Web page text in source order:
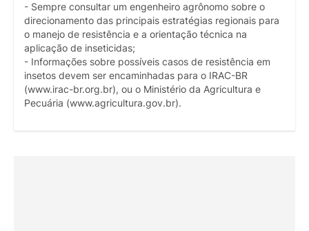
- Sempre consultar um engenheiro agrônomo sobre o
direcionamento das principais estratégias regionais para
o manejo de resistência e a orientação técnica na
aplicação de inseticidas;
- Informações sobre possíveis casos de resistência em
insetos devem ser encaminhadas para o IRAC-BR
(www.irac-br.org.br), ou o Ministério da Agricultura e
Pecuária (www.agricultura.gov.br).